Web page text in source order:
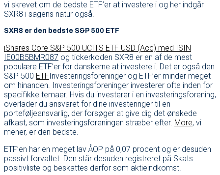
vi skrevet om de bedste ETF’er at investere i og her indgår
SXR8 i sagens natur også.
SXR8 er den bedste S&P 500 ETF
iShares Core S&P 500 UCITS ETF USD (Acc) med ISIN
IE00B5BMR087 og tickerkoden SXR8 er en af de mest
populære ETF’er for danskerne at investere i. Det er også den
S&P 500 ETFInvesteringsforeninger og ETF’er minder meget
om hinanden. Investeringsforeninger investerer ofte inden for
specifikke temaer. Hvis du investerer i en investeringsforening,
overlader du ansvaret for dine investeringer til en
porteføljeansvarlig, der forsøger at give dig det ønskede
afkast, som investeringsforeningen stræber efter. More, vi
mener, er den bedste.
ETF’en har en meget lav ÅOP på 0,07 procent og er desuden
passivt forvaltet. Den står desuden registreret på Skats
positivliste og beskattes derfor som aktieindkomst.